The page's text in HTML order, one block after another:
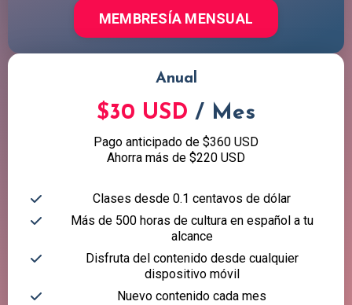
MEMBRESÍA MENSUAL
Anual
$30 USD / Mes
Pago anticipado de $360 USD
Ahorra más de $220 USD
Clases desde 0.1 centavos de dólar
Más de 500 horas de cultura en español a tu
alcance
Disfruta del contenido desde cualquier
dispositivo móvil
Nuevo contenido cada mes